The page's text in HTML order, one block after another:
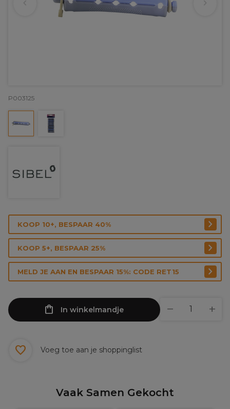
P003125
KOOP 10+, BESPAAR 40%
KOOP 5+, BESPAAR 25%
MELD JE AAN EN BESPAAR 15%: CODE RET15
In winkelmandje
Voeg toe aan je shoppinglist
Vaak Samen Gekocht